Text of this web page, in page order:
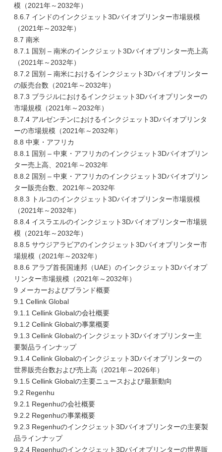
模（2021年～2032年）
8.6.7 インドのインクジェット3Dバイオプリンター市場規模
（2021年～2032年）
8.7 南米
8.7.1 国別 – 南米のインクジェット3Dバイオプリンター売上高
（2021年～2032年）
8.7.2 国別 – 南米におけるインクジェット3Dバイオプリンター
の販売台数（2021年～2032年）
8.7.3 ブラジルにおけるインクジェット3Dバイオプリンターの
市場規模（2021年～2032年）
8.7.4 アルゼンチンにおけるインクジェット3Dバイオプリンタ
ーの市場規模（2021年～2032年）
8.8 中東・アフリカ
8.8.1 国別 – 中東・アフリカのインクジェット3Dバイオプリン
ター売上高、2021年～2032年
8.8.2 国別 – 中東・アフリカのインクジェット3Dバイオプリン
ター販売台数、2021年～2032年
8.8.3 トルコのインクジェット3Dバイオプリンター市場規模
（2021年～2032年）
8.8.4 イスラエルのインクジェット3Dバイオプリンター市場規
模（2021年～2032年）
8.8.5 サウジアラビアのインクジェット3Dバイオプリンター市
場規模（2021年～2032年）
8.8.6 アラブ首長国連邦（UAE）のインクジェット3Dバイオプ
リンター市場規模（2021年～2032年）
9 メーカーおよびブランド概要
9.1 Cellink Global
9.1.1 Cellink Globalの会社概要
9.1.2 Cellink Globalの事業概要
9.1.3 Cellink Globalのインクジェット3Dバイオプリンター主
要製品ラインナップ
9.1.4 Cellink Globalのインクジェット3Dバイオプリンターの
世界販売台数および売上高（2021年～2026年）
9.1.5 Cellink Globalの主要ニュースおよび最新動向
9.2 Regenhu
9.2.1 Regenhuの会社概要
9.2.2 Regenhuの事業概要
9.2.3 Regenhuのインクジェット3Dバイオプリンターの主要製
品ラインナップ
9.2.4 Regenhuのインクジェット3Dバイオプリンターの世界販